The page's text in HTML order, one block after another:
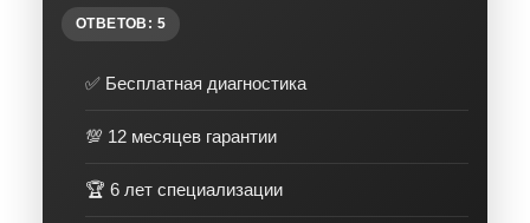
ОТВЕТОВ: 5
✅ Бесплатная диагностика
💯 12 месяцев гарантии
🏆 6 лет специализации